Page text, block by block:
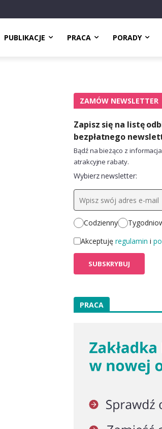
PUBLIKACJE PRACA PORADY
ZAMÓW NEWSLETTER
Zapisz się na listę
bezpłatnego
Bądź na bieżąco z
atrakcyjne rabaty.
Wybierz newsletter:
Codzienny
Akceptuję regulamin i
PRACA